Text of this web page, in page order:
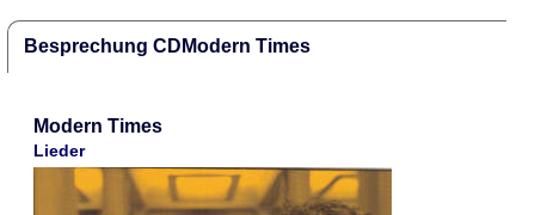
Besprechung CDModern Times
Modern Times
Lieder